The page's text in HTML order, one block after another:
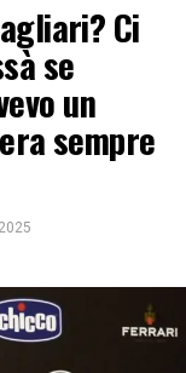
Ci
se
un
sempre